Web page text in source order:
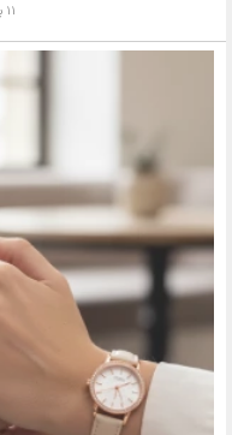
۱۱ بهمن ۱۴۰۴ - ۱۷:۲۱